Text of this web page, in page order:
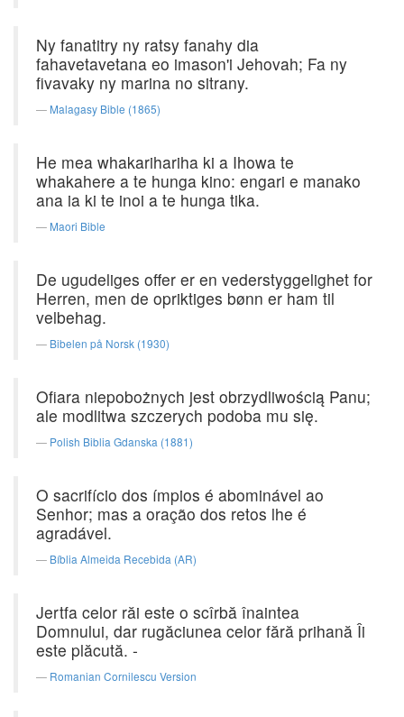
Ny fanatitry ny ratsy fanahy dia
fahavetavetana eo imason'i Jehovah; Fa ny
fivavaky ny marina no sitrany.
Malagasy Bible (1865)
He mea whakarihariha ki a Ihowa te
whakahere a te hunga kino: engari e manako
ana ia ki te inoi a te hunga tika.
Maori Bible
De ugudeliges offer er en vederstyggelighet for
Herren, men de opriktiges bønn er ham til
velbehag.
Bibelen på Norsk (1930)
Ofiara niepobożnych jest obrzydliwością Panu;
ale modlitwa szczerych podoba mu się.
Polish Biblia Gdanska (1881)
O sacrifício dos ímpios é abominável ao
Senhor; mas a oração dos retos lhe é
agradável.
Bíblia Almeida Recebida (AR)
Jertfa celor răi este o scîrbă înaintea
Domnului, dar rugăciunea celor fără prihană Îi
este plăcută. -
Romanian Cornilescu Version